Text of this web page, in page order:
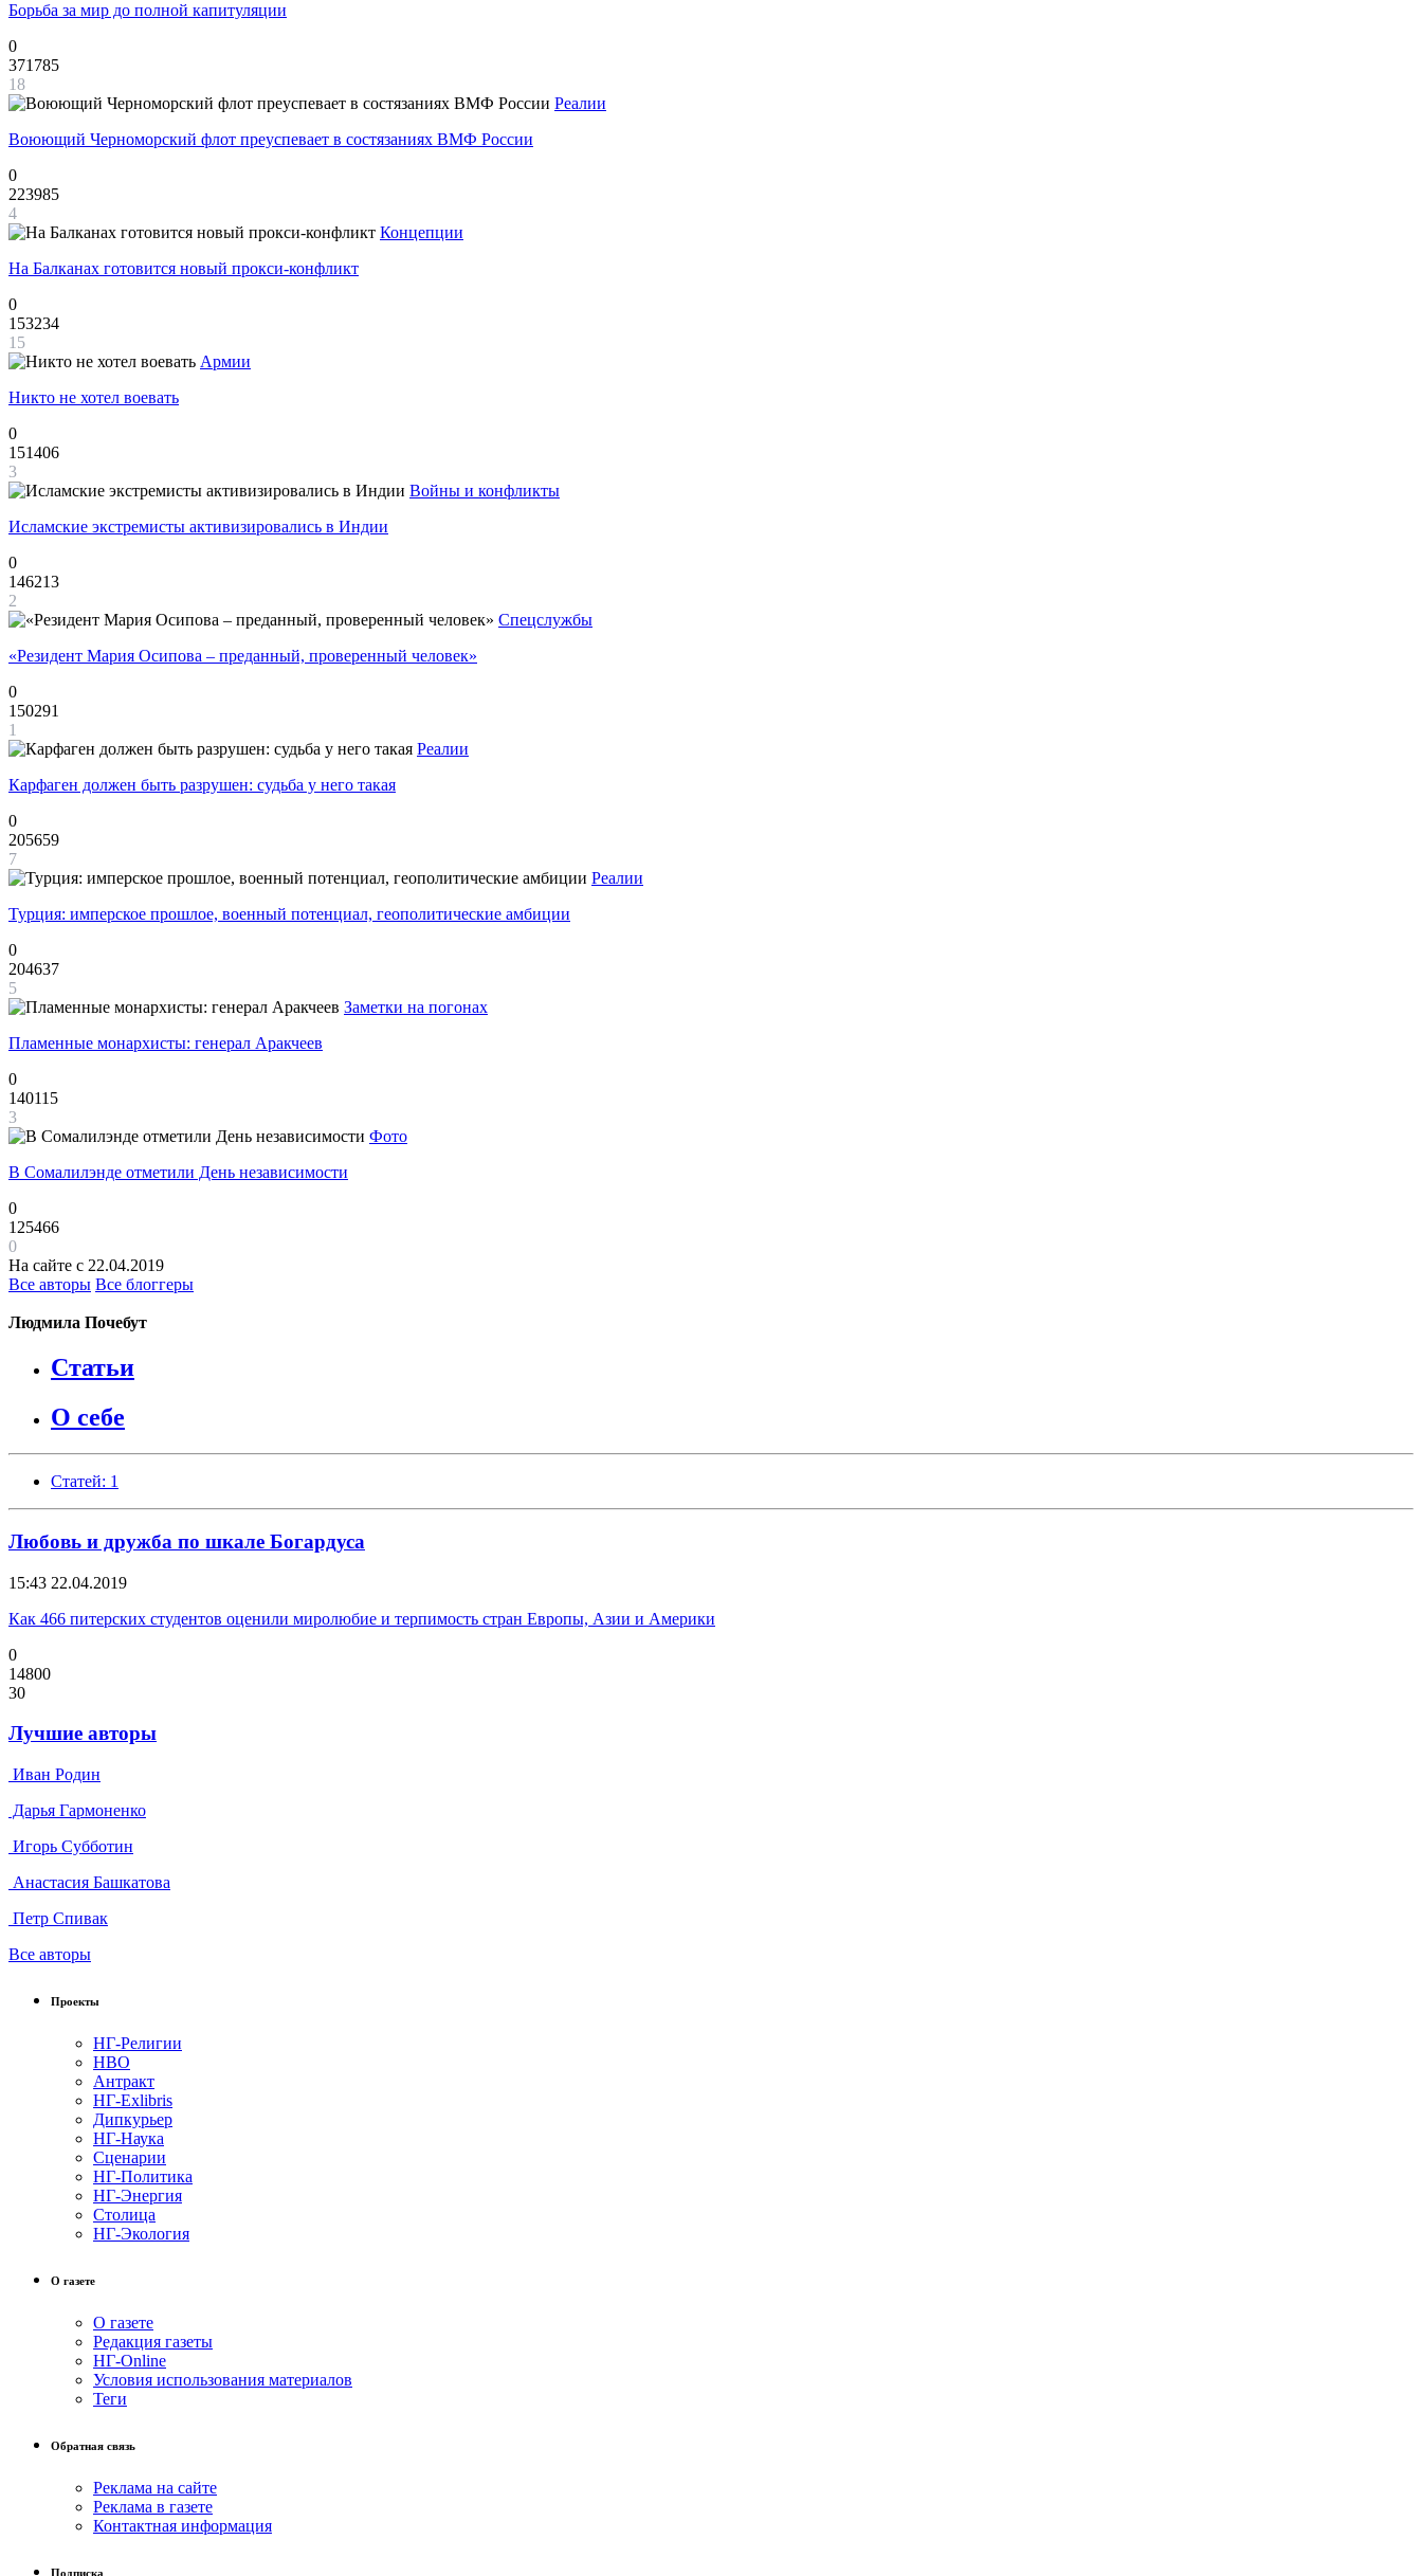
Борьба за мир до полной капитуляции
0
371785
18
Реалии
Воюющий Черноморский флот преуспевает в состязаниях ВМФ России
0
223985
4
Концепции
На Балканах готовится новый прокси-конфликт
0
153234
15
Армии
Никто не хотел воевать
0
151406
3
Войны и конфликты
Исламские экстремисты активизировались в Индии
0
146213
2
Спецслужбы
«Резидент Мария Осипова – преданный, проверенный человек»
0
150291
1
Реалии
Карфаген должен быть разрушен: судьба у него такая
0
205659
7
Реалии
Турция: имперское прошлое, военный потенциал, геополитические амбиции
0
204637
5
Заметки на погонах
Пламенные монархисты: генерал Аракчеев
0
140115
3
Фото
В Сомалилэнде отметили День независимости
0
125466
0
На сайте с 22.04.2019
Все авторы Все блоггеры
Людмила Почебут
Статьи
О себе
Статей: 1
Любовь и дружба по шкале Богардуса
15:43 22.04.2019
Как 466 питерских студентов оценили миролюбие и терпимость стран Европы, Азии и Америки
0
14800
30
Лучшие авторы
Иван Родин
Дарья Гармоненко
Игорь Субботин
Анастасия Башкатова
Петр Спивак
Все авторы
Проекты
НГ-Религии
НВО
Антракт
НГ-Exlibris
Дипкурьер
НГ-Наука
Сценарии
НГ-Политика
НГ-Энергия
Столица
НГ-Экология
О газете
О газете
Редакция газеты
НГ-Online
Условия использования материалов
Теги
Обратная связь
Реклама на сайте
Реклама в газете
Контактная информация
Подписка